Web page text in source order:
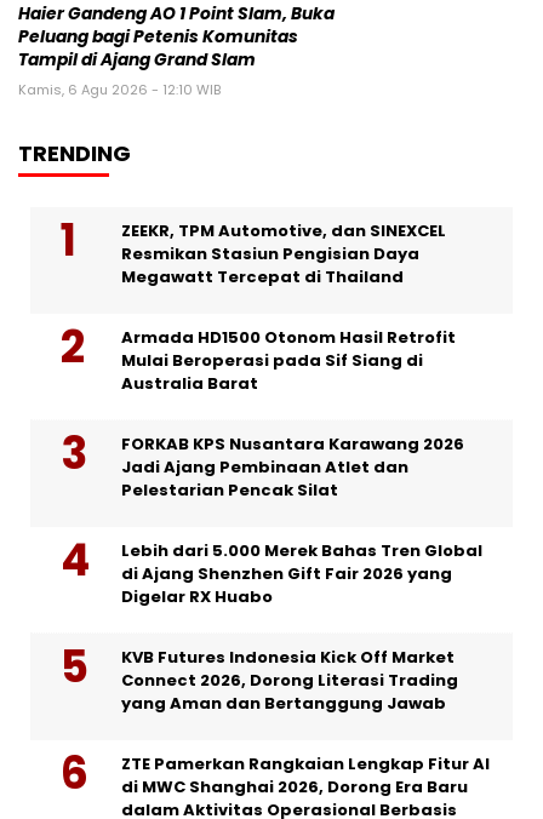
Haier Gandeng AO 1 Point Slam, Buka
Peluang bagi Petenis Komunitas
Tampil di Ajang Grand Slam
Kamis, 6 Agu 2026 - 12:10 WIB
TRENDING
ZEEKR, TPM Automotive, dan SINEXCEL
Resmikan Stasiun Pengisian Daya
Megawatt Tercepat di Thailand
Armada HD1500 Otonom Hasil Retrofit
Mulai Beroperasi pada Sif Siang di
Australia Barat
FORKAB KPS Nusantara Karawang 2026
Jadi Ajang Pembinaan Atlet dan
Pelestarian Pencak Silat
Lebih dari 5.000 Merek Bahas Tren Global
di Ajang Shenzhen Gift Fair 2026 yang
Digelar RX Huabo
KVB Futures Indonesia Kick Off Market
Connect 2026, Dorong Literasi Trading
yang Aman dan Bertanggung Jawab
ZTE Pamerkan Rangkaian Lengkap Fitur AI
di MWC Shanghai 2026, Dorong Era Baru
dalam Aktivitas Operasional Berbasis